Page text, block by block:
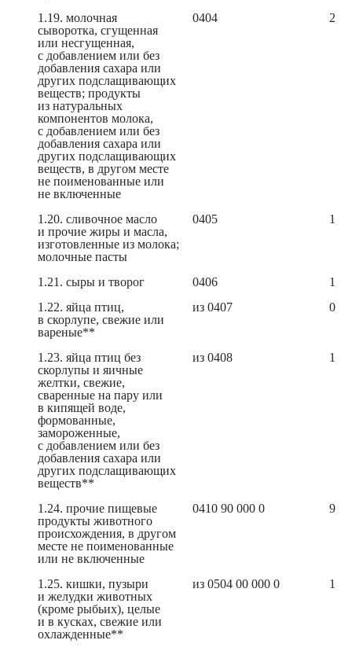
1.19. молочная
сыворотка, сгущенная
или несгущенная,
с добавлением или без
добавления сахара или
других подслащивающих
веществ; продукты
из натуральных
компонентов молока,
с добавлением или без
добавления сахара или
других подслащивающих
веществ, в другом месте
не поименованные или
не включенные
0404
1.20. сливочное масло
и прочие жиры и масла,
изготовленные из молока;
молочные пасты
0405
1.21. сыры и творог 0406
1.22. яйца птиц,
в скорлупе, свежие или
вареные**
из 0407
1.23. яйца птиц без
скорлупы и яичные
желтки, свежие,
сваренные на пару или
в кипящей воде,
формованные,
замороженные,
с добавлением или без
добавления сахара или
других подслащивающих
веществ**
из 0408
1.24. прочие пищевые
продукты животного
происхождения, в другом
месте не поименованные
или не включенные
0410 90 000 0
1.25. кишки, пузыри
и желудки животных
(кроме рыбьих), целые
и в кусках, свежие или
охлажденные**
из 0504 00 000 0